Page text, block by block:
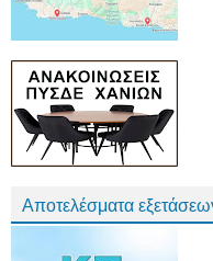
Αποτελέσματα